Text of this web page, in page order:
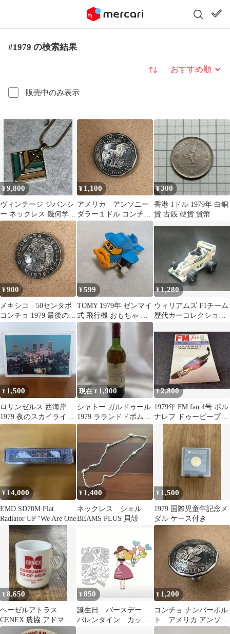
#1979 の検索結果
販売中のみ表示
並び替え
¥9,800
ヴィンテージ ジバンシ
ー ネックレス 幾何学モ
チーフ ゴールドカラ
ー 【208】
¥ 1,100
アメリカ アンソニー
ダラー１ドル コンチョ
1979 イーグル
¥300
香港 1ドル 1979年 白銅
貨 古銭 硬貨 貨幣
¥900
メキシコ 50センタボ
コンチョ 1979 最後の皇
帝
¥599
TOMY 1979年 ゼンマイ
式 飛行機 おもちゃ 昭
和レトロ ※ジャンク
¥1,280
ウィリアムズ F1チーム
歴代カーコレクション
¥ 1,500
ロサンゼルス 西海岸
1979 夜のスカイライン
ヴィンテージ ラミネー
現在 ¥ 1,900
シャトー ガルドゥール
1979 ラランドドポムロ
ール 赤ワイン 古酒 誕
¥2,800
1979年 FM fan 4号 ポル
ナレフ ドゥービーブラ
ザーズ 音楽雑誌 芸能
¥ 14,000
EMD SD70M Flat
Radiator UP “We Are One
¥ 1,400
ネックレス シェル
BEAMS PLUS 貝殻
¥ 1,500
1979 国際児童年記念メ
ダル ケース付き
¥8,650
ヘーゼルアトラス
CENEX 農協 アドマグ
1979 USA ビンテージ
¥850
誕生日 バースデー
バレンタイン カッテ
¥ 1,200
コンチョ ナンバーボル
ト アメリカ アンソニ
ーダラー イーグル